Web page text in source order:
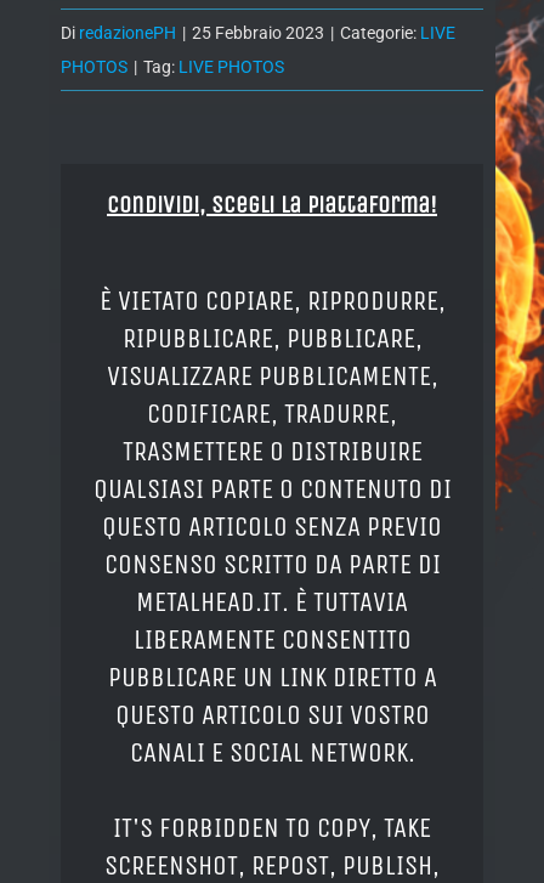
Di redazionePH | 25 Febbraio 2023 | Categorie: LIVE
PHOTOS | Tag: LIVE PHOTOS
Condividi, Scegli la piattaforma!
È VIETATO COPIARE, RIPRODURRE,
RIPUBBLICARE, PUBBLICARE,
VISUALIZZARE PUBBLICAMENTE,
CODIFICARE, TRADURRE,
TRASMETTERE O DISTRIBUIRE
QUALSIASI PARTE O CONTENUTO DI
QUESTO ARTICOLO SENZA PREVIO
CONSENSO SCRITTO DA PARTE DI
METALHEAD.IT. È TUTTAVIA
LIBERAMENTE CONSENTITO
PUBBLICARE UN LINK DIRETTO A
QUESTO ARTICOLO SUI VOSTRO
CANALI E SOCIAL NETWORK.
IT'S FORBIDDEN TO COPY, TAKE
SCREENSHOT, REPOST, PUBLISH,